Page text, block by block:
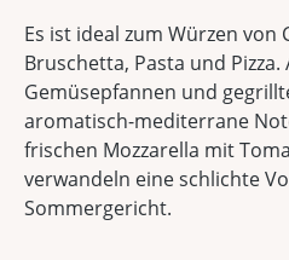
Es ist ideal zum Würzen von
Bruschetta, Pasta und
Gemüsepfannen und
aromatisch-mediterrane
frischen Mozzarella mit
verwandeln eine schlichte
Sommergericht.